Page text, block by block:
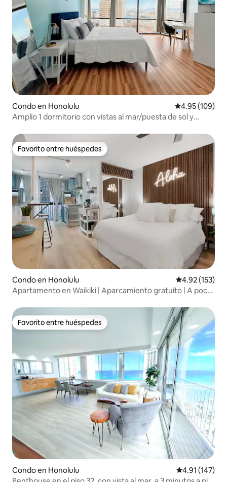
Condo en Honolulu Calificación
4.95 (109)
Amplio 1 dormitorio con vistas al mar/puesta de sol y
Favorito entre huéspedes
Favorito entre huéspedes
Condo en Honolulu Calificación
4.92 (153)
Apartamento en Waikiki | Aparcamiento gratuito | A poca
Favorito entre huéspedes
Favorito entre huéspedes
Condo en Honolulu Calificación
4.91 (147)